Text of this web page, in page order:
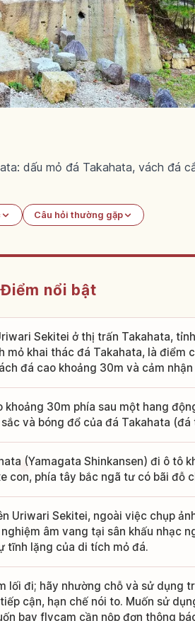
dấu mỏ đá Takahata, vách đá
Câu hỏi thường gặp
Điểm nổi bật
Sekitei ở thị trấn Takahata,
mỏ khai thác đá Takahata, là điểm
đá cao khoảng 30m và cảm
khoảng 30m phía sau một hang
và bóng đổ của đá Takahata
(Yamagata Shinkansen) đi ô tô
con, phía tây bắc ngã tư có bãi đỗ
Uriwari Sekitei, ngoài việc chụp
âm vang tại sân khấu nhạc
tĩnh lặng của di tích mỏ đá.
lối đi; hãy nhường chỗ và sử dụng
cận, hạn chế nói to. Muốn sử
bay flycam cần nộp đơn thông